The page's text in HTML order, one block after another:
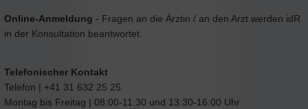
Online-Anmeldung - Fragen an die Ärztin / an den Arzt werden idR
in der Konsultation beantwortet.
Telefonischer Kontakt
Telefon | +41 31 632 25 25
Montag bis Freitag | 08:00-11:30 und 13:30-16:00 Uhr